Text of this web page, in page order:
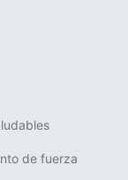
de fuerza